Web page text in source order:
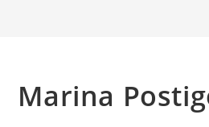
Marina